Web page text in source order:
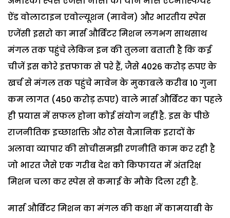
ऐंड वोलाटाइन एवोल्यूशन (मावेन) और भारतीय स्पेस
एजेंसी इसरो का मार्स और्बिटर मिशन लगभग साथसाथ
मंगल तक पहुंचे लेकिन इन की तुलना बताती है कि कई
चीजें इस कोरे इत्तफाक से परे हैं, जैसे 4026 करोड़ रुपए के
खर्च से मंगल तक पहुंचे मावेन के मुकाबले करीब 10 गुना
कम लागत (450 करोड़ रुपए) वाले मार्स और्बिटर का पहले
ही प्रयास में सफल होना कोई संयोग नहीं है. इस के पीछे
राजनीतिक इच्छाशक्ति और ठोस वैज्ञानिक इरादों के
अलावा व्यापार की सोचीसमझी रणनीति काम कर रही है
जो भारत जैसे एक गरीब देश को किफायत में अंतरिक्ष
मिशन चला कर स्पेस से कमाई के मौके दिला रही है.
मार्स और्बिटर मिशन का मंगल की कक्षा में कामयाबी के